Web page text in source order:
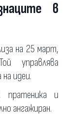
в
на 25 март,
управлява
идеи.
пратеника и
ангажиран.